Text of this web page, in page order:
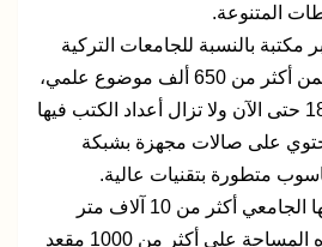
المتنوعة.
مكتبة بالنسبة للجامعات التركية
الأخرى، فهي تتضمن أكثر من 650 ألف موضوع علمي،
فهي منذ عام 1863 حتى الآن ولا تزال أعداد الكتب فيها
تحتوي على صالات مجهزة بشبكة
متطورة بتقنيات عالية.
تبلغ مساحة حرمها الجامعي أكثر من 10 آلاف متر
مربع، وتحتوي هذه المساحة على أكثر من 1000 مقعد